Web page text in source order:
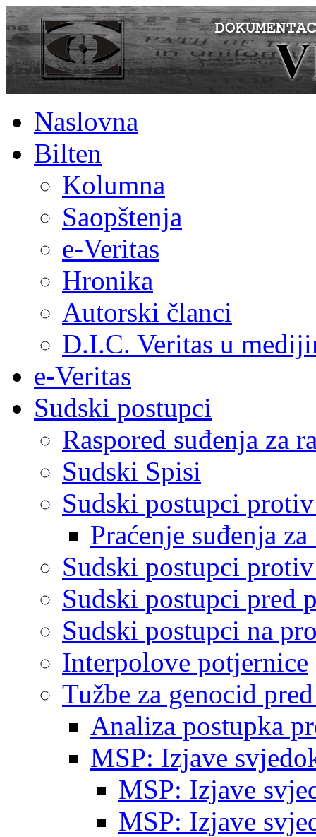
Naslovna
Bilten
Kolumna
Saopštenja
e-Veritas
Hronika
Autorski članci
D.I.C. Veritas u
e-Veritas
Sudski postupci
Raspored suđenja za
Sudski Spisi
Sudski postupci
Praćenje suđenja
Sudski postupci
Sudski postupci pred
Sudski postupci na
Interpolove potjernice
Tužbe za genocid
Analiza postupka
MSP: Izjave
MSP: Izjave
MSP: Izjave